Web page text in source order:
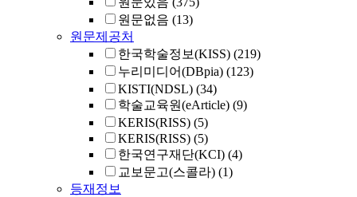
원문없음 (13)
원문제공처
한국학술정보(KISS) (219)
누리미디어(DBpia) (123)
KISTI(NDSL) (34)
학술교육원(eArticle) (9)
KERIS(RISS) (5)
KERIS(RISS) (5)
한국연구재단(KCI) (4)
교보문고(스콜라) (1)
등재정보